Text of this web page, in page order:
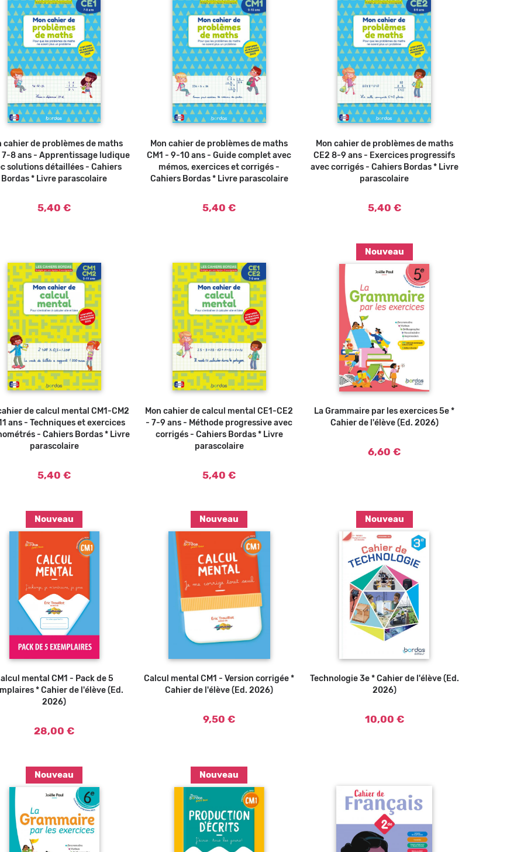
Ajouter au panier
cahier de problèmes de maths
7-8 ans - Apprentissage ludique
solutions détaillées - Cahiers
Bordas * Livre parascolaire
5,40 €
Ajouter au panier
Mon cahier de problèmes de maths
CM1 - 9-10 ans - Guide complet avec
mémos, exercices et corrigés -
Cahiers Bordas * Livre parascolaire
5,40 €
Ajouter au panier
Mon cahier de problèmes de maths
CE2 8-9 ans - Exercices progressifs
avec corrigés - Cahiers Bordas * Livre
parascolaire
5,40 €
Ajouter au panier
de calcul mental CM1-CM2
ans - Techniques et exercices
- Cahiers Bordas * Livre
parascolaire
5,40 €
Ajouter au panier
Mon cahier de calcul mental CE1-CE2
- 7-9 ans - Méthode progressive avec
corrigés - Cahiers Bordas * Livre
parascolaire
5,40 €
Nouveau
Ajouter au panier
La Grammaire par les exercices 5e *
Cahier de l'élève (Ed. 2026)
6,60 €
Nouveau
mental CM1 - Pack de 5
* Cahier de l'élève (Ed.
2026)
28,00 €
Nouveau
Ajouter au panier
Calcul mental CM1 - Version corrigée *
Cahier de l'élève (Ed. 2026)
9,50 €
Nouveau
Ajouter au panier
Technologie 3e * Cahier de l'élève (Ed.
2026)
10,00 €
Nouveau Nouveau